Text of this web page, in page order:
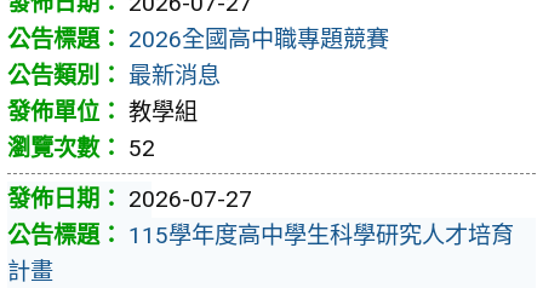
2026全國高中職專題競賽
最新消息
教學組
52
2026-07-27
115學年度高中學生科學研究人才培育
計畫